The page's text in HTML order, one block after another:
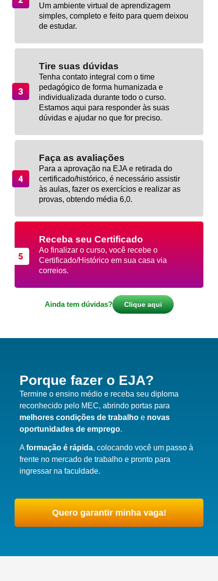
Um ambiente virtual de aprendizagem
simples, completo e feito para quem deixou
de estudar.
Tire suas dúvidas
Tenha contato integral com o time
pedagógico de forma humanizada e
individualizada durante todo o curso.
Estamos aqui para responder às suas
dúvidas e ajudar no que for preciso.
Faça as avaliações
Para a aprovação na EJA e retirada do
certificado/histórico, é necessário assistir
às aulas, fazer os exercícios e realizar as
provas, obtendo média 6,0.
Receba seu Certificado
Ao finalizar o curso, você recebe o
Certificado/Histórico em sua casa via
correios.
Ainda tem dúvidas? Clique aqui
Porque fazer o EJA?
Termine o ensino médio e receba seu diploma
reconhecido pelo MEC, abrindo portas para
melhores condições de trabalho e novas
oportunidades de emprego.
Aformação é rápida, colocando você um passo à
frente no mercado de trabalho e pronto para
ingressar na faculdade.
Quero garantir minha vaga!